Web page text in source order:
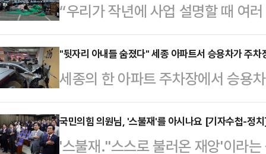
“우리가 작년에 사업 설명할 때 여
였고 앞으로도 그럴 것’이라고 늘
이거 뭔가? 이제야 세금을 내라니
면 결과적으로 해수부가 우릴 속인
민들이 예상 못 한 과세에 적게는
내야 할 상황에 놓이자 해양수산부
명회 때 과세 사실을 제대로 알려주
"뒷자리 아내들 숨졌다" 세종 아파트서 승용차가 주차
세종의 한 아파트 주차장에서 승용
부상을 입었다.세종소방본부에 따
동 한 아파트 지하 주차장에서 차량
는 부부 2쌍이 탑승해 있었다.아파
국민의힘 의원님, '스불재'를 아시나요 [기자수첩-정
'스불재.''스스로 불러온 재앙'이라